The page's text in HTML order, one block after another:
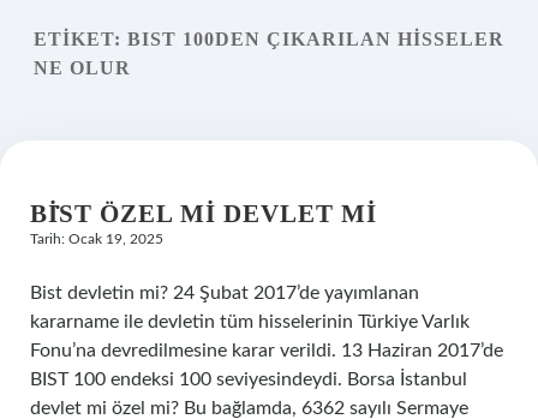
Yasal Uyarı
ETIKET: BIST 100DEN ÇIKARILAN HISSELER
NE OLUR
BİST ÖZEL MI DEVLET MI
Tarih: Ocak 19, 2025
Bist devletin mi? 24 Şubat 2017’de yayımlanan
kararname ile devletin tüm hisselerinin Türkiye Varlık
Fonu’na devredilmesine karar verildi. 13 Haziran 2017’de
BIST 100 endeksi 100 seviyesindeydi. Borsa İstanbul
devlet mi özel mi? Bu bağlamda, 6362 sayılı Sermaye